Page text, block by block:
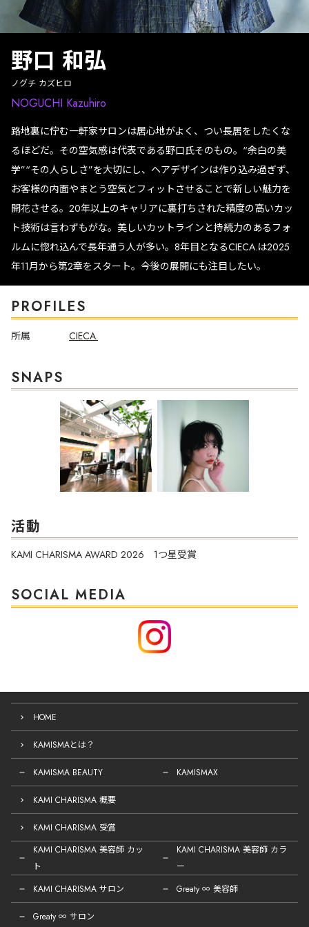
野口 和弘
ノグチ カズヒロ
NOGUCHI Kazuhiro
路地裏に佇む一軒家サロンは居心地がよく、つい長居をしたくな
るほどだ。その空気感は代表である野口氏そのもの。“余白の美
学”“その人らしさ”を大切にし、ヘアデザインは作り込み過ぎず、
お客様の内面やまとう空気とフィットさせることで新しい魅力を
開花させる。20年以上のキャリアに裏打ちされた精度の高いカッ
ト技術は言わずもがな。美しいカットラインと持続力のあるフォ
ルムに惚れ込んで長年通う人が多い。8年目となるCIECA.は2025
年11月から第2章をスタート。今後の展開にも注目したい。
PROFILES
所属 CIECA.
SNAPS
活動
KAMI CHARISMA AWARD 2026 1つ星受賞
SOCIAL MEDIA
HOME
KAMISMAとは？
KAMISMA BEAUTY KAMISMAX
KAMI CHARISMA 概要
KAMI CHARISMA 受賞
KAMI CHARISMA 美容師 カッ
ト
KAMI CHARISMA 美容師 カラ
ー
KAMI CHARISMA サロン
Greaty ∞ 美容師
Greaty ∞ サロン